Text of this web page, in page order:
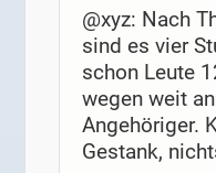
@xyz: Nach
sind es vier
schon Leute
wegen weit
Angehöriger.
Gestank,